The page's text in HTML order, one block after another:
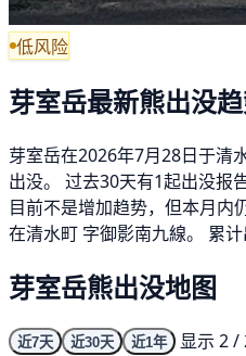
低风险
芽室岳最新熊出没
芽室岳在2026年7月28日于清
出没。 过去30天有1起出没报
目前不是增加趋势，但本月内
在清水町 字御影南九線。 累计
芽室岳熊出没地图
近7天 近30天 近1年
显示 2 /